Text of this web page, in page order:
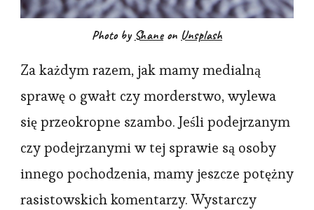
Photo by Shaneon Unsplash
Za każdym razem, jak mamy medialną
sprawę o gwałt czy morderstwo, wylewa
się przeokropne szambo. Jeśli podejrzanym
czy podejrzanymi w tej sprawie są osoby
innego pochodzenia, mamy jeszcze potężny
rasistowskich komentarzy. Wystarczy